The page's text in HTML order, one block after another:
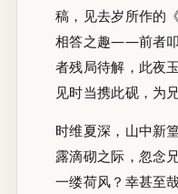
稿，见去岁所作的
相答之趣——前者
者残局待解，此夜
见时当携此砚，为
时维夏深，山中新
露滴砌之际，忽念
一缕荷风？幸甚至